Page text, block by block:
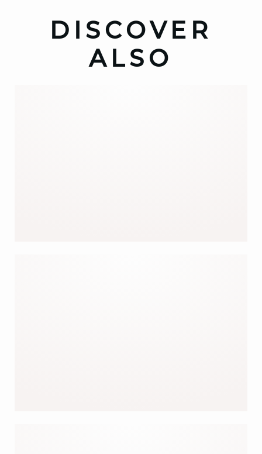
DISCOVER
ALSO